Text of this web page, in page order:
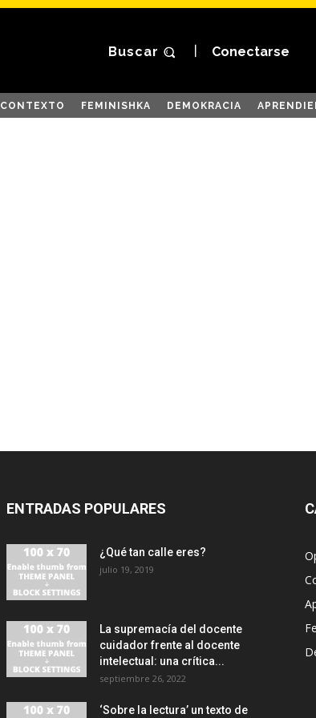
Buscar Conectarse
CONTEXTO FEMINISHKA DEMOKRACIA
ENTRADAS POPULARES
¿Qué tan calle eres?
julio 19, 2019
La supremacía del docente
cuidador frente al docente
intelectual: una crítica...
septiembre 26, 2022
‘Sobre la lectura’ un texto de